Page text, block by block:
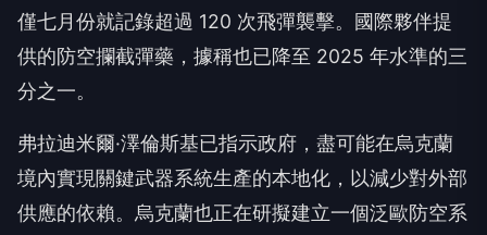
僅七月份就記錄超過 120 次飛彈襲擊。國際夥伴提
供的防空攔截彈藥，據稱也已降至 2025 年水準的三
分之一。
弗拉迪米爾·澤倫斯基已指示政府，盡可能在烏克蘭
境內實現關鍵武器系統生產的本地化，以減少對外部
供應的依賴。烏克蘭也正在研擬建立一個泛歐防空系